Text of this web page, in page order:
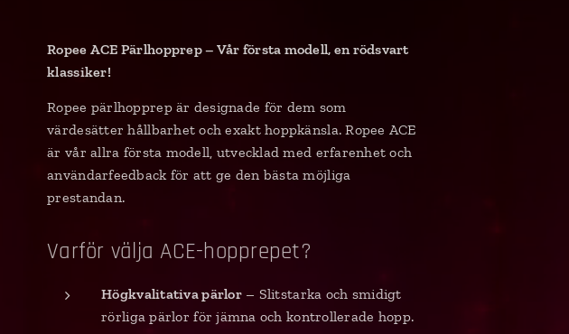
Ropee ACE Pärlhopprep – Vår första modell, en rödsvart
klassiker!
Ropee pärlhopprep är designade för dem som
värdesätter hållbarhet och exakt hoppkänsla. Ropee ACE
är vår allra första modell, utvecklad med erfarenhet och
användarfeedback för att ge den bästa möjliga
prestandan.
Varför välja ACE-hopprepet?
Högkvalitativa pärlor– Slitstarka och smidigt
rörliga pärlor för jämna och kontrollerade hopp.